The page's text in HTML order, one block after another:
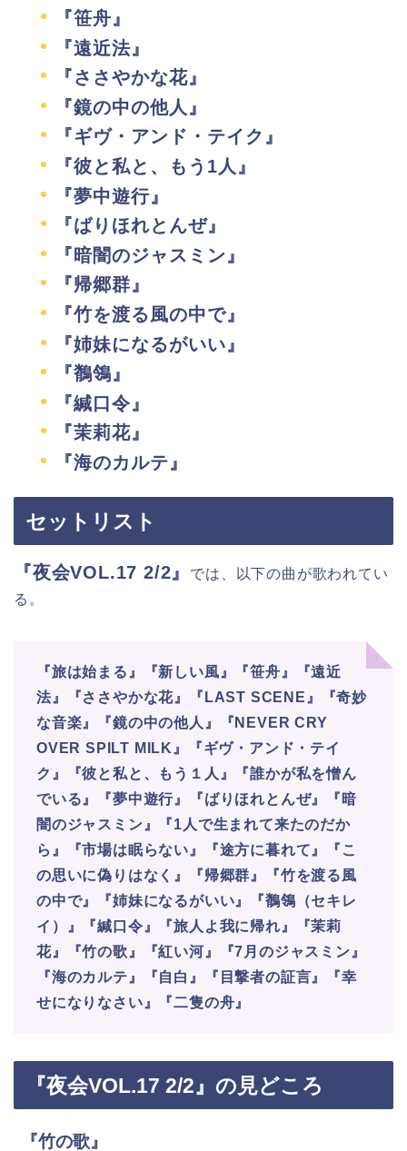
『笹舟』
『遠近法』
『ささやかな花』
『鏡の中の他人』
『ギヴ・アンド・テイク』
『彼と私と、もう1人』
『夢中遊行』
『ばりほれとんぜ』
『暗闇のジャスミン』
『帰郷群』
『竹を渡る風の中で』
『姉妹になるがいい』
『鶺鴒』
『緘口令』
『茉莉花』
『海のカルテ』
セットリスト
『夜会VOL.17 2/2』
では、以下の曲が歌われてい
る。
『旅は始まる』『新しい風』『笹舟』『遠近
法』『ささやかな花』『LAST SCENE』『奇妙
な音楽』『鏡の中の他人』『NEVER CRY
OVER SPILT MILK』『ギヴ・アンド・テイ
ク』『彼と私と、もう１人』『誰かが私を憎ん
でいる』『夢中遊行』『ばりほれとんぜ』『暗
闇のジャスミン』『1人で生まれて来たのだか
ら』『市場は眠らない』『途方に暮れて』『こ
の思いに偽りはなく』『帰郷群』『竹を渡る風
の中で』『姉妹になるがいい』『鶺鴒（セキレ
イ）』『緘口令』『旅人よ我に帰れ』『茉莉
花』『竹の歌』『紅い河』『7月のジャスミン』
『海のカルテ』『自白』『目撃者の証言』『幸
せになりなさい』『二隻の舟』
『夜会VOL.17 2/2』の見どころ
『竹の歌』